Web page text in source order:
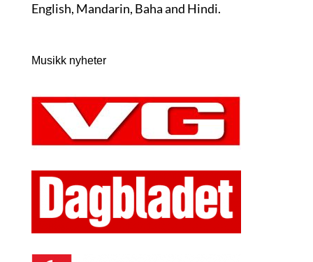
English, Mandarin, Baha and Hindi.
Musikk nyheter